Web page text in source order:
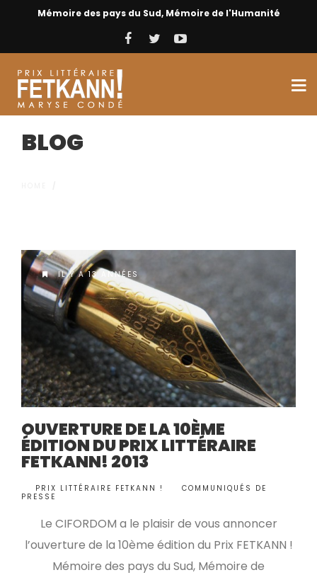
Mémoire des pays du Sud, Mémoire de l'Humanité
BLOG
IL Y A 13 ANNÉES
OUVERTURE DE LA 10ÈME
ÉDITION DU PRIX LITTÉRAIRE
FETKANN! 2013
PRIX LITTÉRAIRE FETKANN !
COMMUNIQUÉS DE
PRESSE
Le CIFORDOM a le plaisir de vous annoncer
l’ouverture de la 10ème édition du Prix FETKANN !
Mémoire des pays du Sud, Mémoire de